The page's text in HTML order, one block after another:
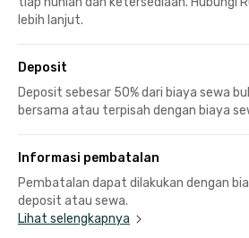
lebih lanjut.
Deposit
Deposit sebesar 50% dari biaya sewa
bersama atau terpisah dengan biaya
Informasi pembatalan
Pembatalan dapat dilakukan dengan
deposit atau sewa.
Lihat selengkapnya